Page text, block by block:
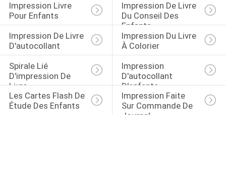
Impression Livre
Pour Enfants
Impression De Livre
Du Conseil Des
Enfants
Impression De Livre
D'autocollant
Impression Du Livre
À Colorier
Spirale Lié
D'impression De
Livre
Impression
D'autocollant
D'enfants
Les Cartes Flash De
Étude Des Enfants
Impression Faite
Sur Commande De
Journal